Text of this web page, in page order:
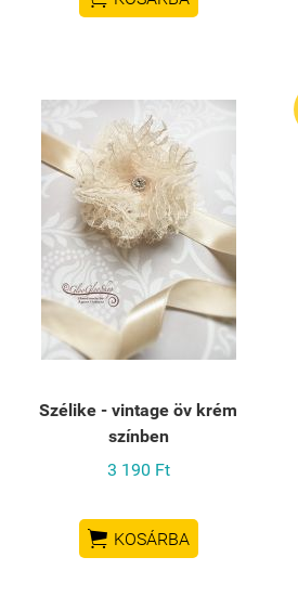
Szélike - vintage öv krém
színben
3 190 Ft
 KOSÁRBA